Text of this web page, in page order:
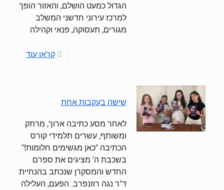
הגדול כמעט הושלם, והאזור הופך
למרכז עירוני חדשני המשלב
מגורים, תעסוקה, פנאי וקהילה
קראו עוד
שישה בעקבות אחת
לאחר מסע כתיבה ארוך, מרתק
ומשותף, עשרים תלמידי קורס
הכתיבה "כאן מגשימים חלומות!"
בשכבת ה' מציגים את ספרם
החדש והמסקרן שנכתב בהנחיית
ד"ר נגה רוזנפרב. הפעם, העלילה